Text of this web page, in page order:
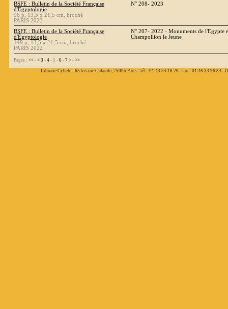
BSFE : Bulletin de la Société Française
d'Égyptologie
96 p, 13,5 x 21,5 cm, broché
PARIS 2023
N° 208- 2023
BSFE : Bulletin de la Société Française
d'Égyptologie
149 p, 13,5 x 21,5 cm, broché
PARIS 2022
N° 207- 2022 - Monuments de l'Egypte
Champollion le Jeune
Pages : << - < 3 - 4 - 5 - 6 - 7 > - >>
Librarie Cybele - 65 bis rue Galande, 75005 Paris - tél : 01 43 54 16 26 - fax : 01 46 33 96 84